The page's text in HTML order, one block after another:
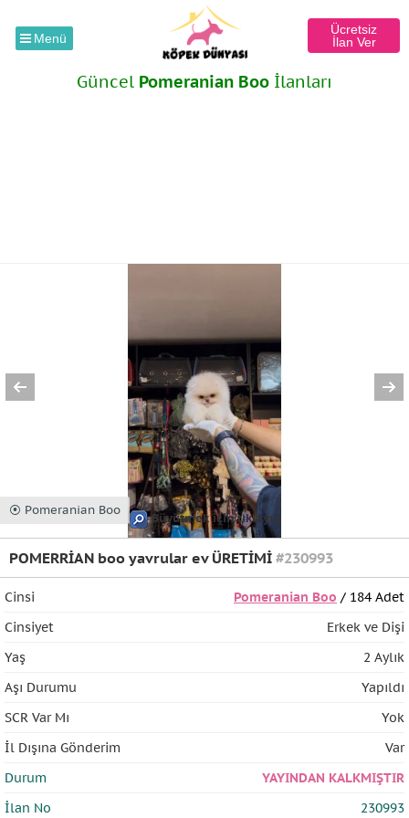
Menü
Ücretsiz
İlan Ver
Güncel Pomeranian Boo İlanları
⦿ Pomeranian Boo
Büyütmek için tıklayın
POMERRİAN boo yavrular ev ÜRETİMİ #230993
Cinsi Pomeranian Boo / 184 Adet
Cinsiyet
Erkek ve Dişi
Yaş
2 Aylık
Aşı Durumu
Yapıldı
SCR Var Mı
Yok
İl Dışına Gönderim
Var
Durum
YAYINDAN KALKMIŞTIR
İlan No
230993